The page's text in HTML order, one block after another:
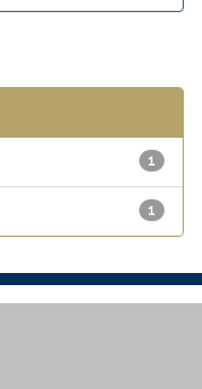
1
1